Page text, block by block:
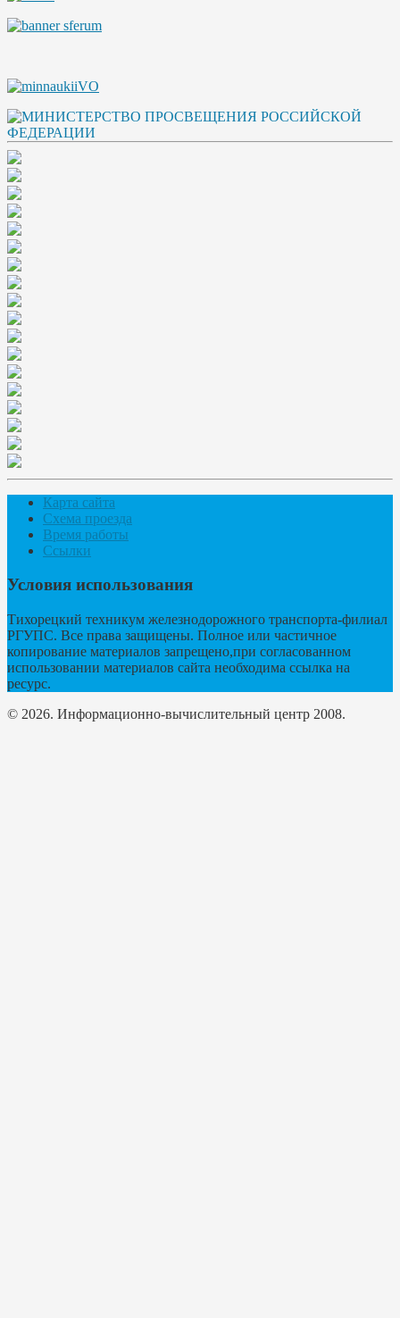
Карта сайта
Схема проезда
Время работы
Ссылки
Условия использования
Тихорецкий техникум железнодорожного транспорта-филиал
РГУПС. Все права защищены. Полное или частичное
копирование материалов запрещено,при согласованном
использовании материалов сайта необходима ссылка на
ресурс.
© 2026. Информационно-вычислительный центр 2008.